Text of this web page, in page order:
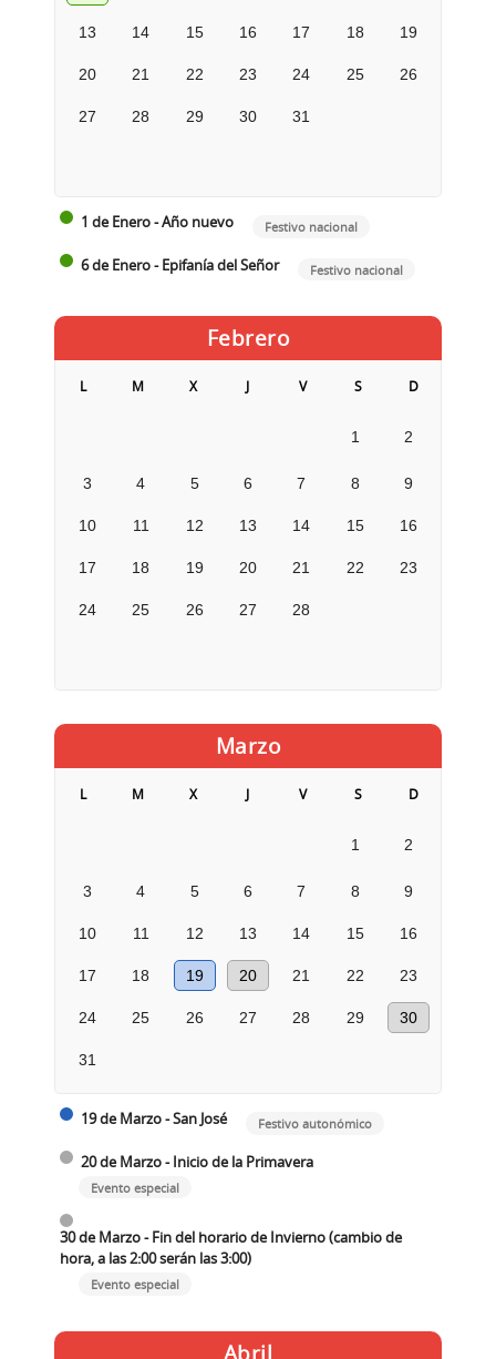
13 14 15 16 17 18 19
20 21 22 23 24 25 26
27 28 29 30 31
1 de Enero - Año nuevo Festivo nacional
6 de Enero - Epifanía del Señor Festivo nacional
Febrero
L M X J V S D
1 2
3 4 5 6 7 8 9
10 11 12 13 14 15 16
17 18 19 20 21 22 23
24 25 26 27 28
Marzo
L M X J V S D
1 2
3 4 5 6 7 8 9
10 11 12 13 14 15 16
17 18 19 20 21 22 23
24 25 26 27 28 29 30
31
19 de Marzo - San José Festivo autonómico
20 de Marzo - Inicio de la Primavera
Evento especial
30 de Marzo - Fin del horario de Invierno (cambio de
hora, a las 2:00 serán las 3:00)
Evento especial
Abril